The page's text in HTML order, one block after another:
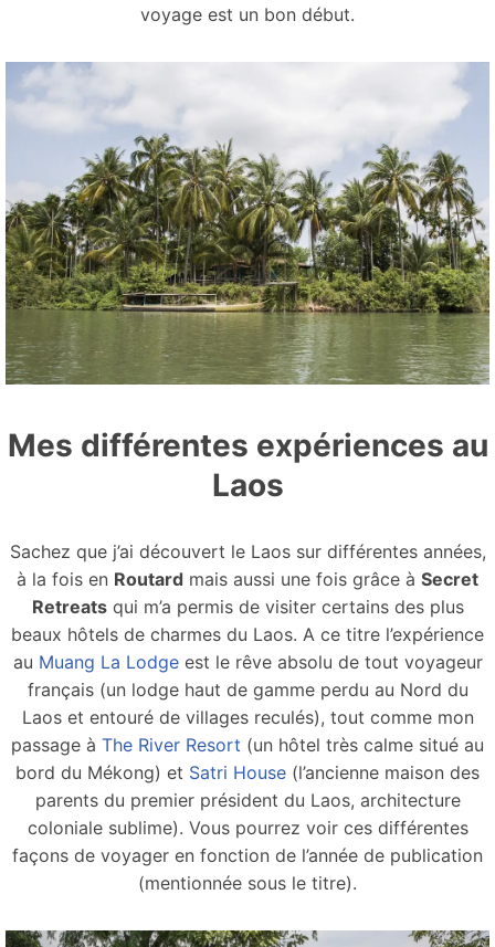
voyage est un bon début.
Mes différentes expériences au
Laos
Sachez que j’ai découvert le Laos sur différentes années,
à la fois en Routard mais aussi une fois grâce à Secret
Retreatsqui m’a permis de visiter certains des plus
beaux hôtels de charmes du Laos. A ce titre l’expérience
au Muang La Lodgeest le rêve absolu de tout voyageur
français (un lodge haut de gamme perdu au Nord du
Laos et entouré de villages reculés), tout comme mon
passage à The River Resort (un hôtel très calme situé au
bord du Mékong) et Satri House (l’ancienne maison des
parents du premier président du Laos, architecture
coloniale sublime). Vous pourrez voir ces différentes
façons de voyager en fonction de l’année de publication
(mentionnée sous le titre).